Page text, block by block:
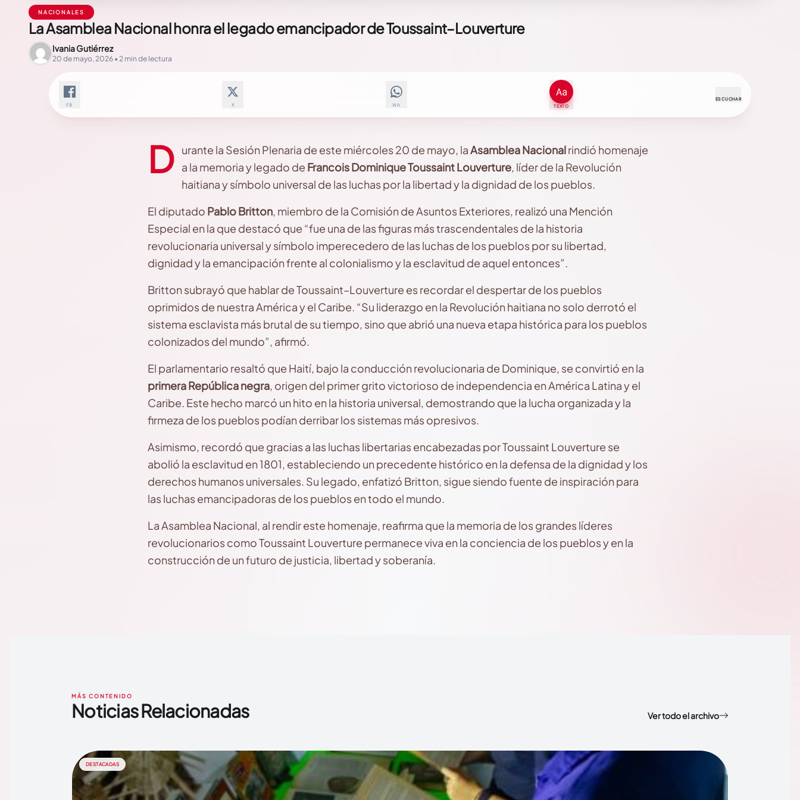
NACIONALES
La Asamblea Nacional honra el legado emancipador de Toussaint–Louverture
Ivania Gutiérrez
20 de mayo, 2026 • 2 min de lectura
FB X WA TEXTO
ESCUCHAR
D urante la Sesión Plenaria de este miércoles 20 de mayo, laAsamblea Nacionalrindió homenaje
a la memoria y legado de Francois Dominique Toussaint Louverture, líder de la Revolución
haitiana y símbolo universal de las luchas por la libertad y la dignidad de los pueblos.
El diputado Pablo Britton, miembro de la Comisión de Asuntos Exteriores, realizó una Mención
Especial en la que destacó que “fue una de las figuras más trascendentales de la historia
revolucionaria universal y símbolo imperecedero de las luchas de los pueblos por su libertad,
dignidad y la emancipación frente al colonialismo y la esclavitud de aquel entonces”.
Britton subrayó que hablar de Toussaint–Louverture es recordar el despertar de los pueblos
oprimidos de nuestra América y el Caribe. “Su liderazgo en la Revolución haitiana no solo derrotó el
sistema esclavista más brutal de su tiempo, sino que abrió una nueva etapa histórica para los pueblos
colonizados del mundo”, afirmó.
El parlamentario resaltó que Haití, bajo la conducción revolucionaria de Dominique, se convirtió en la
primera República negra, origen del primer grito victorioso de independencia en América Latina y el
Caribe. Este hecho marcó un hito en la historia universal, demostrando que la lucha organizada y la
firmeza de los pueblos podían derribar los sistemas más opresivos.
Asimismo, recordó que gracias a las luchas libertarias encabezadas por Toussaint Louverture se
abolió la esclavitud en 1801, estableciendo un precedente histórico en la defensa de la dignidad y los
derechos humanos universales. Su legado, enfatizó Britton, sigue siendo fuente de inspiración para
las luchas emancipadoras de los pueblos en todo el mundo.
La Asamblea Nacional, al rendir este homenaje, reafirma que la memoria de los grandes líderes
revolucionarios como Toussaint Louverture permanece viva en la conciencia de los pueblos y en la
construcción de un futuro de justicia, libertad y soberanía.
MÁS CONTENIDO
Noticias Relacionadas Ver todo el archivo
DESTACADAS